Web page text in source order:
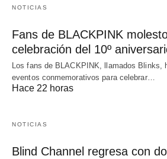
NOTICIAS
Fans de BLACKPINK
celebración del 10º
Los fans de BLACKPINK, llamados Blinks,
eventos conmemorativos para celebrar…
Hace 22 horas
NOTICIAS
Blind Channel regresa con